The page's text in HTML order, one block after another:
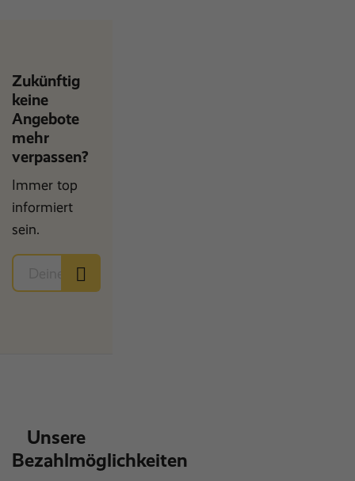
Zukünftig
keine
Angebote
mehr
verpassen?
Immer top
informiert
sein.
Unsere
Bezahlmöglichkeiten